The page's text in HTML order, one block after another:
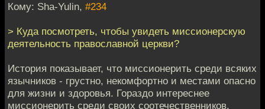
Кому: Sha-Yulin, #234
> Куда посмотреть, чтобы увидеть миссионерскую
деятельность православной церкви?
История показывает, что миссионерить среди всяких
язычников - грустно, некомфортно и местами опасно
для жизни и здоровья. Гораздо интереснее
миссионерить среди своих соотечественников.